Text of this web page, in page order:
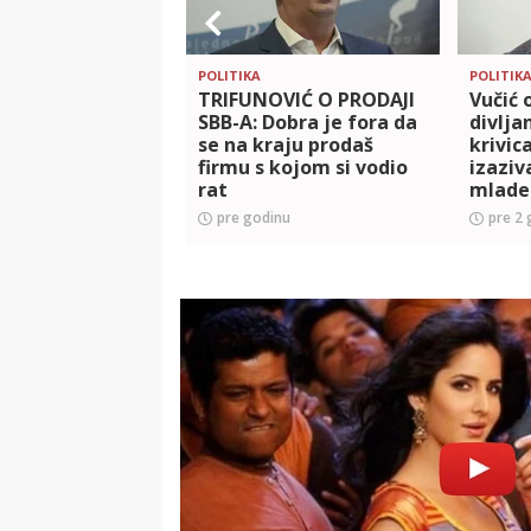
POLITIKA
TRIFUNOVIĆ O PRODAJI
SBB-A: Dobra je fora da
se na kraju prodaš
firmu s kojom si vodio
rat
pre godinu
POLITIKA
Vučić
pre 2